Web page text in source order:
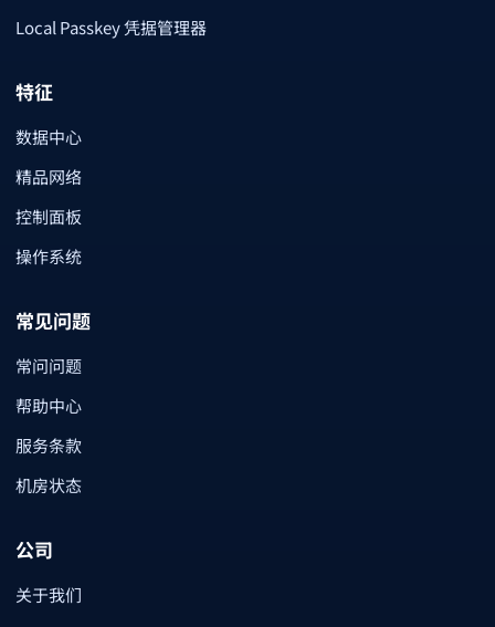
Local Passkey 凭据管理器
特征
数据中心
精品网络
控制面板
操作系统
常见问题
常问问题
帮助中心
服务条款
机房状态
公司
关于我们